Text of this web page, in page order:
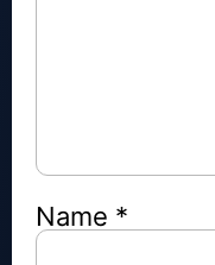
Name *